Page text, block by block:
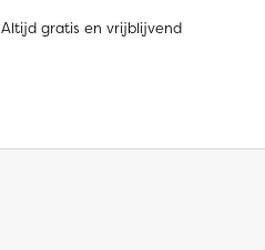
Altijd gratis en vrijblijvend